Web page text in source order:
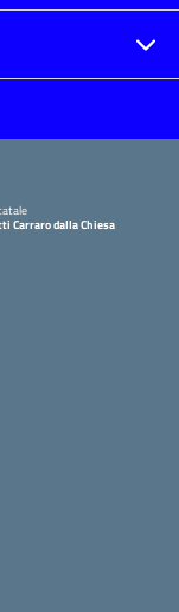
Carraro dalla Chiesa